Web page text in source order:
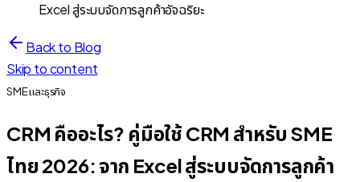
Excel สู่ระบบจัดการลูกค้าอัจฉริยะ
Back to Blog
Skip to content
SME และธุรกิจ
CRM คืออะไร? คู่มือใช้ CRM สำหรับ SME
ไทย 2026: จาก Excel สู่ระบบจัดการลูกค้า